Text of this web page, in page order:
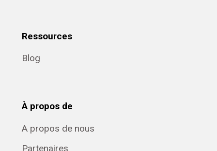
Ressources
Blog
À propos de
A propos de nous
Partenaires